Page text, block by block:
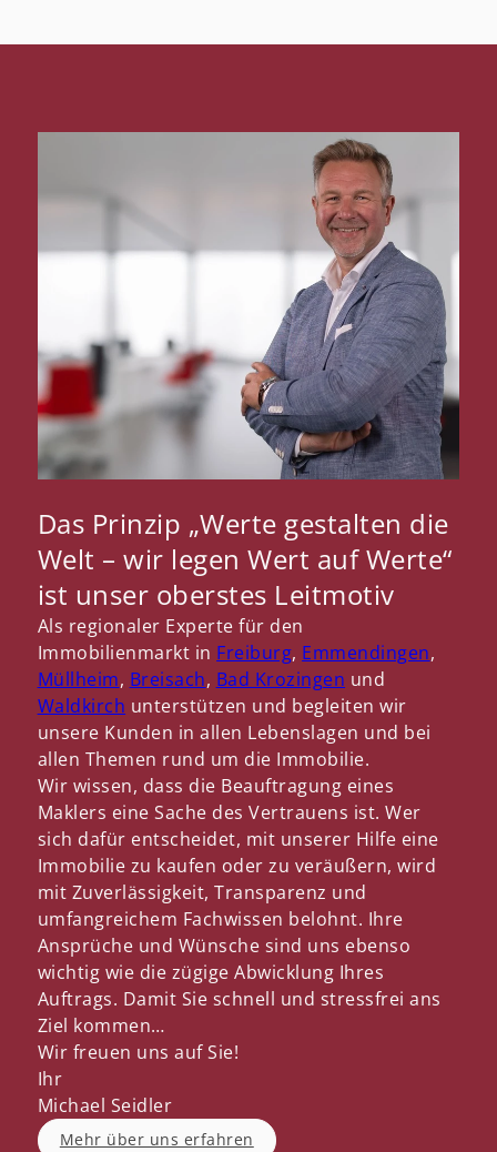
Das Prinzip „Werte gestalten die
Welt – wir legen Wert auf Werte“
ist unser oberstes Leitmotiv
Als regionaler Experte für den
Immobilienmarkt in Freiburg, Emmendingen,
Müllheim, Breisach, Bad Krozingen und
Waldkirch unterstützen und begleiten wir
unsere Kunden in allen Lebenslagen und bei
allen Themen rund um die Immobilie.
Wir wissen, dass die Beauftragung eines
Maklers eine Sache des Vertrauens ist. Wer
sich dafür entscheidet, mit unserer Hilfe eine
Immobilie zu kaufen oder zu veräußern, wird
mit Zuverlässigkeit, Transparenz und
umfangreichem Fachwissen belohnt. Ihre
Ansprüche und Wünsche sind uns ebenso
wichtig wie die zügige Abwicklung Ihres
Auftrags. Damit Sie schnell und stressfrei ans
Ziel kommen…
Wir freuen uns auf Sie!
Ihr
Michael Seidler
Mehr über uns erfahren